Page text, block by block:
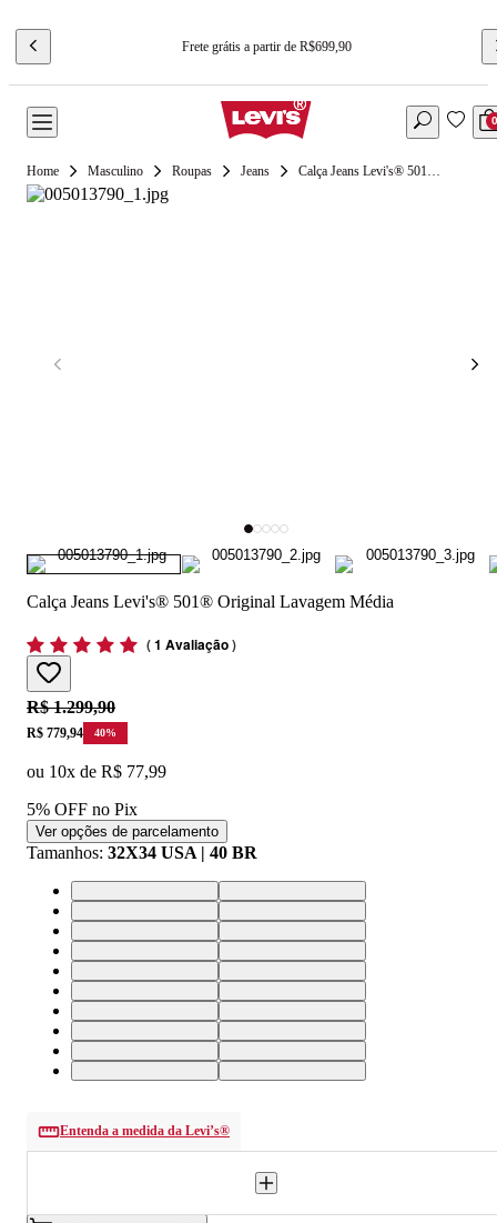
Frete grátis a partir de R$699,90
0
Masculino Roupas Jeans Calça Jeans Levi's® 501® Original Lavagem Média
Calça Jeans Levi's® 501® Original Lavagem Média
(1 Avaliação)
Original price:
R$ 1.299,90
Price:
R$ 779,94 40%
ou 10x de R$ 77,99
5% OFF no Pix
Ver opções de parcelamento
Tamanhos: 32X34 USA | 40 BR
32X34 USA | 40 BR33X34 USA | 42 BR
34X34 USA | 44 BR36X34 USA | 46 BR
38X34 USA | 48 BR28X32 USA | 36 BR
29X32 USA | 37 BR30X32 USA | 38 BR
31X32 USA | 39 BR32X32 USA | 40 BR
33X32 USA | 42 BR34X32 USA | 44 BR
36X32 USA | 46 BR32X30 USA | 40 BR
34X30 USA | 44 BR30X30 USA | 38 BR
33X30 USA | 42 BR36X30 USA | 46 BR
38X32 USA | 46 BR38X30 USA | 46 BR
Entenda a medida da Levi’s®